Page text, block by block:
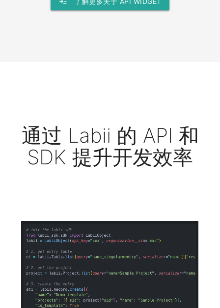
通过 Labii 的 API 和
SDK 提升开发效率